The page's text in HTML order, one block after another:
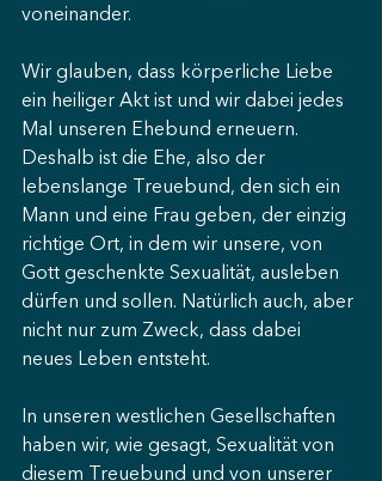
voneinander.
Wir glauben, dass körperliche Liebe
ein heiliger Akt ist und wir dabei jedes
Mal unseren Ehebund erneuern.
Deshalb ist die Ehe, also der
lebenslange Treuebund, den sich ein
Mann und eine Frau geben, der einzig
richtige Ort, in dem wir unsere, von
Gott geschenkte Sexualität, ausleben
dürfen und sollen. Natürlich auch, aber
nicht nur zum Zweck, dass dabei
neues Leben entsteht.
In unseren westlichen Gesellschaften
haben wir, wie gesagt, Sexualität von
diesem Treuebund und von unserer